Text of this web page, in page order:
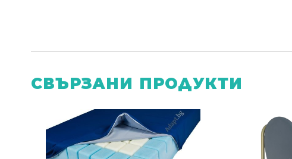
СВЪРЗАНИ ПРОДУКТИ